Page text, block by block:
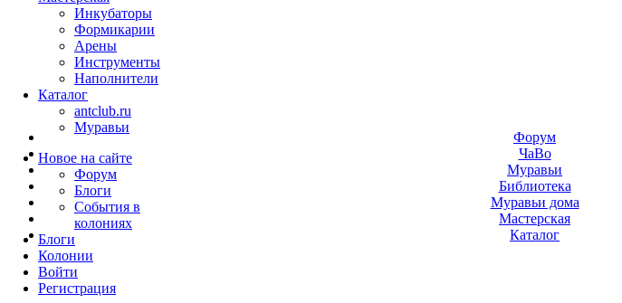
Инкубаторы
Формикарии
Арены
Инструменты
Наполнители
Каталог
antclub.ru
Муравьи
Новое на сайте
Форум
Блоги
События в
колониях
Блоги
Колонии
Войти
Peгиcтpaция
Форум
ЧаВо
Муравьи
Библиотека
Муравьи дома
Мастерская
Каталог